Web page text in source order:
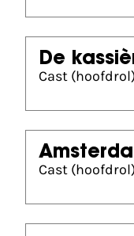
De
Cast
Cast